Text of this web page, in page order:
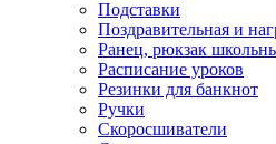
Подставки
Поздравительная и
Ранец, рюкзак
Расписание уроков
Резинки для банкнот
Ручки
Скоросшиватели